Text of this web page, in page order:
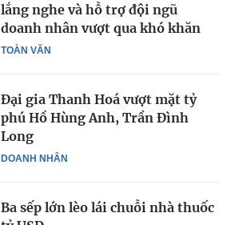
TOÀN VĂN
lắng nghe và hỗ trợ đội ngũ
doanh nhân vượt qua khó khăn
DOANH NHÂN
Đại gia Thanh Hoá vượt mặt tỷ
phú Hồ Hùng Anh, Trần Đình
Long
Ba sếp lớn lèo lái chuỗi nhà thuốc